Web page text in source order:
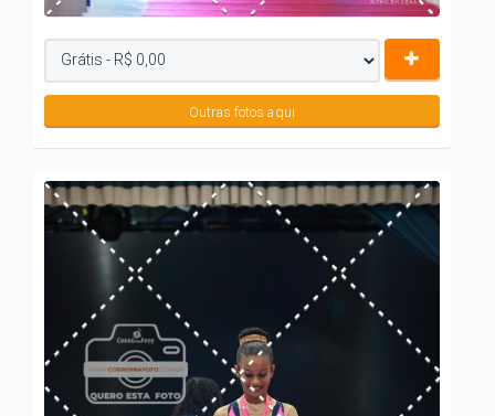
Outras fotos aqui